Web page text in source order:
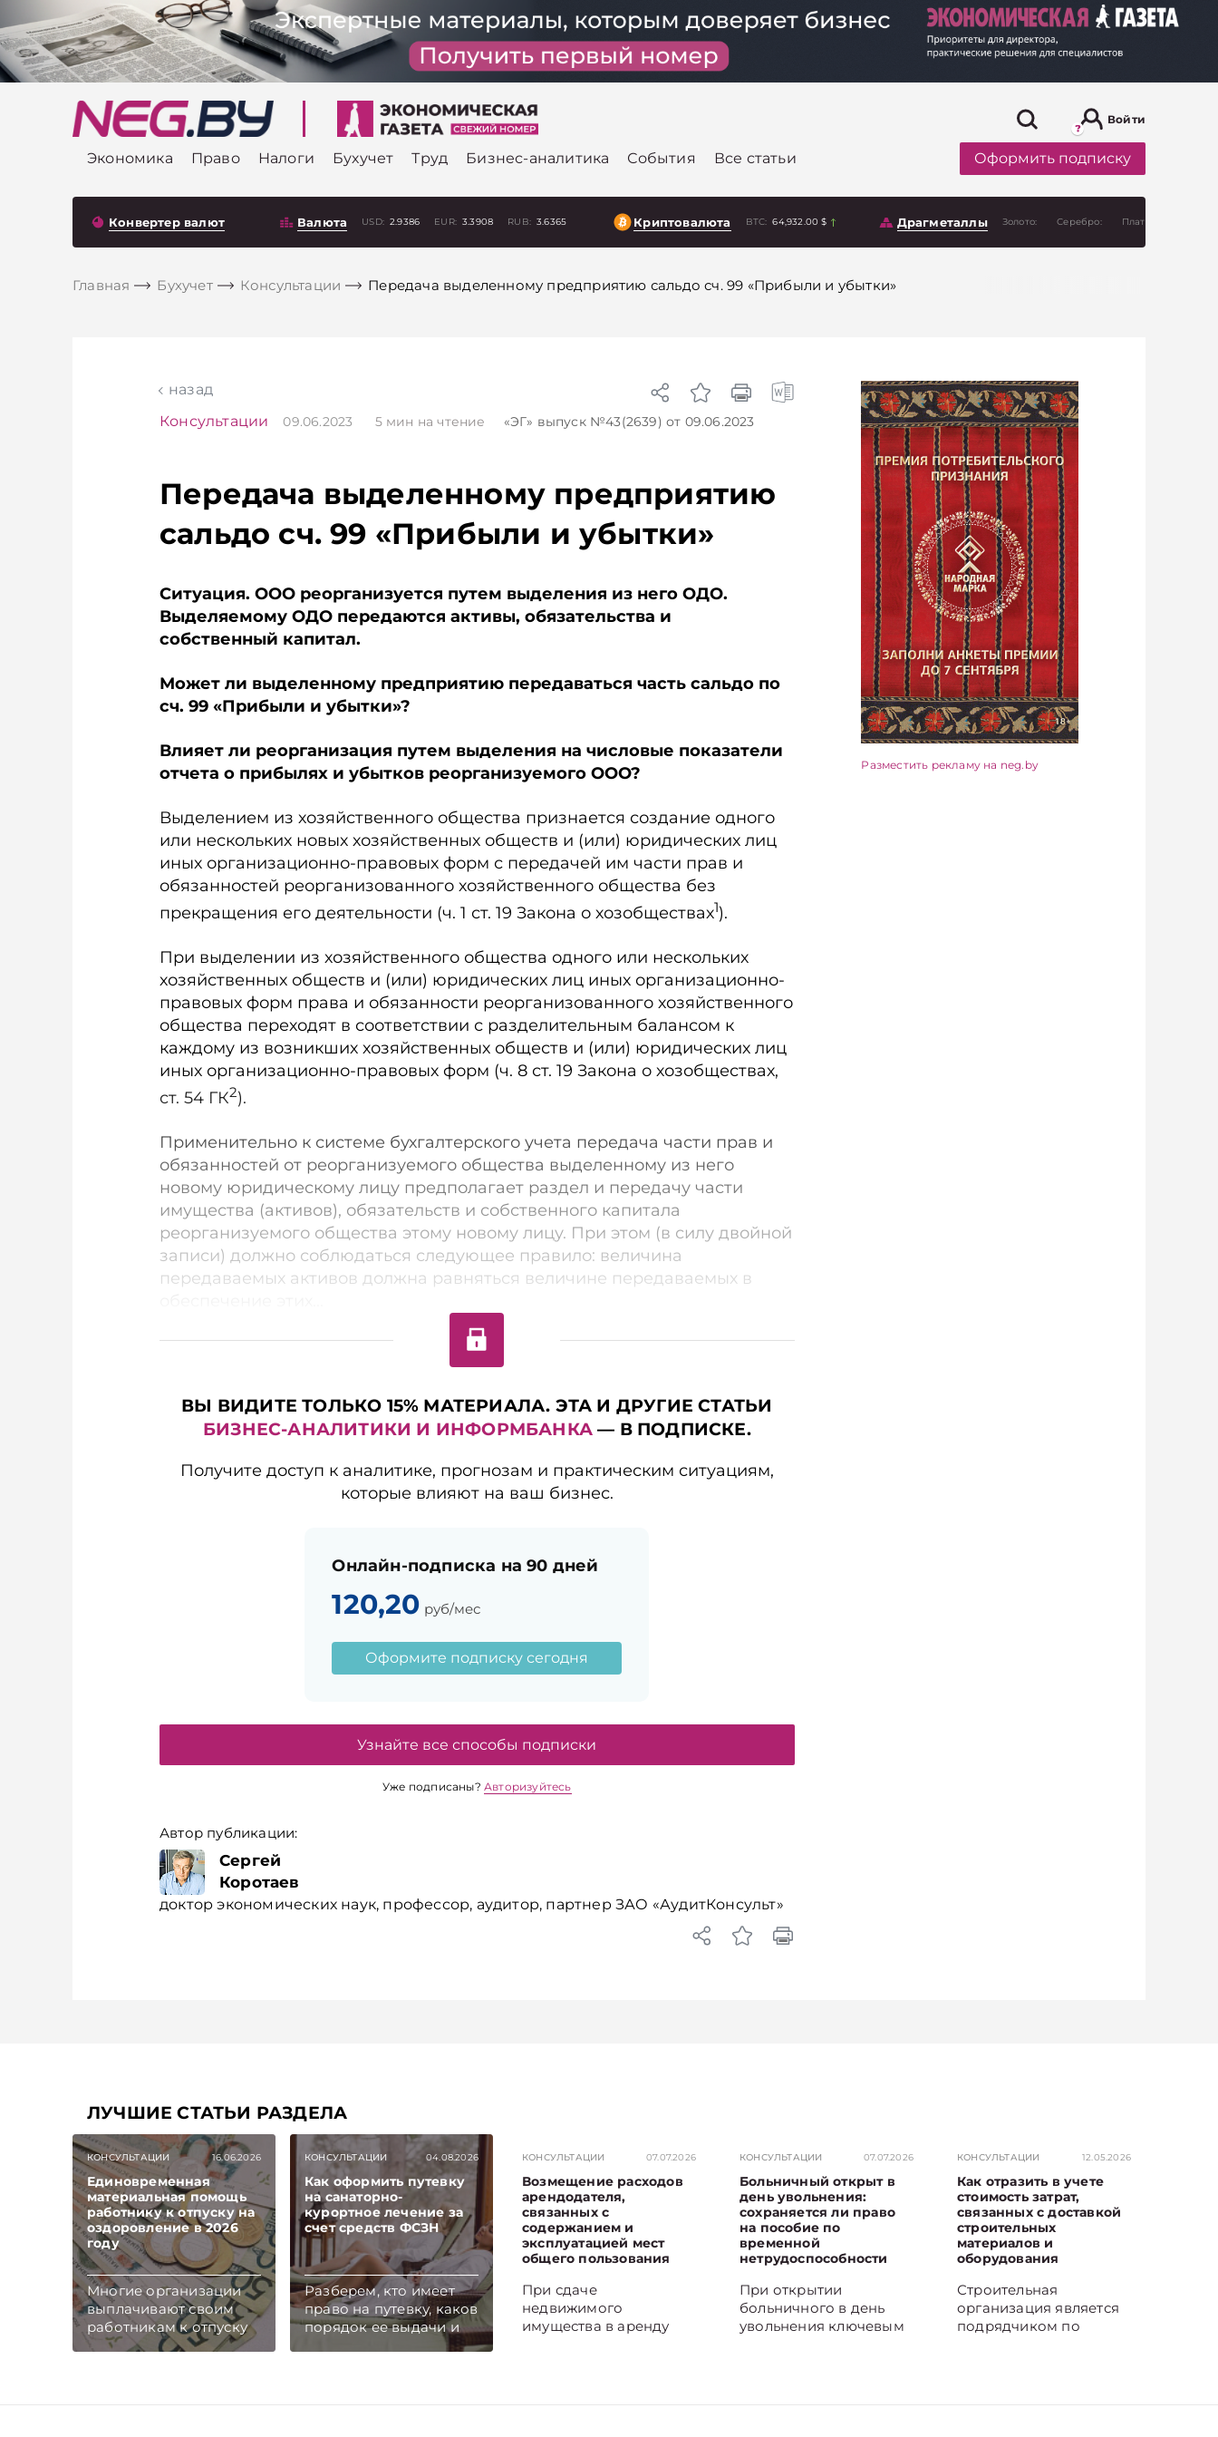
Войти
Экономика Право Налоги Бухучет Труд Бизнес-аналитика События Все статьи Оформить подписку
Конвертер валют Валюта USD: 2.9386 EUR: 3.3908 RUB: 3.6365 Криптовалюта BTC: 64,932.00 $ Драгметаллы Золото: Серебро: Платина:
Главная Бухучет Консультации Передача выделенному предприятию сальдо сч. 99 «Прибыли и убытки»
назад
Консультации
09.06.2023 5 мин на чтение «ЭГ» выпуск №43(2639) от 09.06.2023
Передача выделенному предприятию
сальдо сч. 99 «Прибыли и убытки»
Ситуация. ООО реорганизуется путем выделения из него ОДО.
Выделяемому ОДО передаются активы, обязательства и
собственный капитал.
Может ли выделенному предприятию передаваться часть сальдо по
сч. 99 «Прибыли и убытки»?
Влияет ли реорганизация путем выделения на числовые показатели
отчета о прибылях и убытков реорганизуемого ООО?
Выделением из хозяйственного общества признается создание одного
или нескольких новых хозяйственных обществ и (или) юридических лиц
иных организационно-правовых форм с передачей им части прав и
обязанностей реорганизованного хозяйственного общества без
прекращения его деятельности (ч. 1 ст. 19 Закона о хозобществах1).
При выделении из хозяйственного общества одного или нескольких
хозяйственных обществ и (или) юридических лиц иных организационно-
правовых форм права и обязанности реорганизованного хозяйственного
общества переходят в соответствии с разделительным балансом к
каждому из возникших хозяйственных обществ и (или) юридических лиц
иных организационно-правовых форм (ч. 8 ст. 19 Закона о хозобществах,
ст. 54 ГК2).
Применительно к системе бухгалтерского учета передача части прав и
обязанностей от реорганизуемого общества выделенному из него
новому юридическому лицу предполагает раздел и передачу части
имущества (активов), обязательств и собственного капитала
реорганизуемого общества этому новому лицу. При этом (в силу двойной
записи) должно соблюдаться следующее правило: величина
передаваемых активов должна равняться величине передаваемых в
ВЫ ВИДИТЕ ТОЛЬКО 15% МАТЕРИАЛА. ЭТА И ДРУГИЕ СТАТЬИ
БИЗНЕС-АНАЛИТИКИ И ИНФОРМБАНКА— В ПОДПИСКЕ.
Получите доступ к аналитике, прогнозам и практическим ситуациям,
которые влияют на ваш бизнес.
Онлайн-подписка на 90 дней
120,20 руб/мес
Оформите подписку сегодня
Узнайте все способы подписки
Уже подписаны?Авторизуйтесь
Автор публикации:
Сергей
Коротаев
доктор экономических наук, профессор, аудитор, партнер ЗАО «АудитКонсульт»
Разместить рекламу на neg.by
ЛУЧШИЕ СТАТЬИ РАЗДЕЛА
КОНСУЛЬТАЦИИ 16.06.2026
Единовременная
материальная помощь
работнику к отпуску на
оздоровление в 2026
году
Многие организации
выплачивают своим
работникам к отпуску
единовременную
КОНСУЛЬТАЦИИ 04.08.2026
Как оформить путевку
на санаторно-
курортное лечение за
счет средств ФСЗН
Разберем, кто имеет
право на путевку, каков
порядок ее выдачи и
КОНСУЛЬТАЦИИ 07.07.2026
Возмещение расходов
арендодателя,
связанных с
содержанием и
эксплуатацией мест
общего пользования
При сдаче
недвижимого
имущества в аренду
КОНСУЛЬТАЦИИ 07.07.2026
Больничный открыт в
день увольнения:
сохраняется ли право
на пособие по
временной
нетрудоспособности
При открытии
больничного в день
увольнения ключевым
КОНСУЛЬТАЦИИ 12.05.2026
Как отразить в учете
стоимость затрат,
связанных с доставкой
строительных
материалов и
оборудования
Строительная
организация является
подрядчиком по